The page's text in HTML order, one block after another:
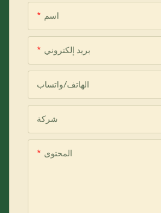
اسم
بريد إلكتروني
الهاتف/واتساب
شركة
المحتوى